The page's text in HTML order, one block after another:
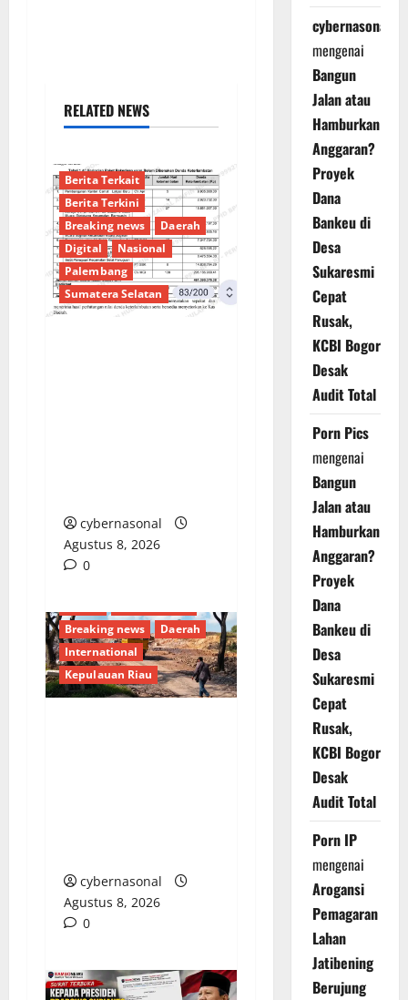
RELATED NEWS
Berita Terkait
Berita Terkini
Breaking news
Daerah
Digital
Nasional
Palembang
Sumatera Selatan
cybernasonal
Agustus 8, 2026
0
Breaking news
Daerah
International
Kepulauan Riau
cybernasonal
Agustus 8, 2026
0
cybernasonal
mengenai
Bangun
Jalan atau
Hamburkan
Anggaran?
Proyek
Dana
Bankeu di
Desa
Sukaresmi
Cepat
Rusak,
KCBI Bogor
Desak
Audit Total
Porn Pics
mengenai
Bangun
Jalan atau
Hamburkan
Anggaran?
Proyek
Dana
Bankeu di
Desa
Sukaresmi
Cepat
Rusak,
KCBI Bogor
Desak
Audit Total
Porn IP
mengenai
Arogansi
Pemagaran
Lahan
Jatibening
Berujung